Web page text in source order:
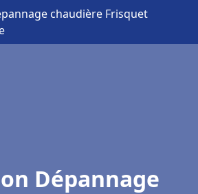
chaudière Frisquet
Dépannage